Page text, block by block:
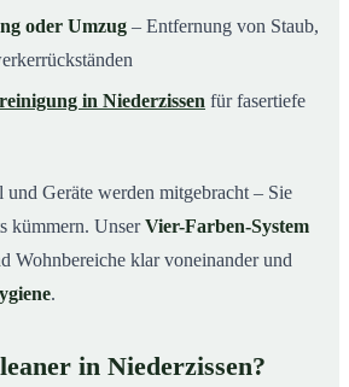
oder Umzug – Entfernung von Staub,
in Niederzissen für fasertiefe
Geräte werden mitgebracht – Sie
kümmern. UnserVier-Farben-System
Wohnbereiche klar voneinander und
.
in Niederzissen?